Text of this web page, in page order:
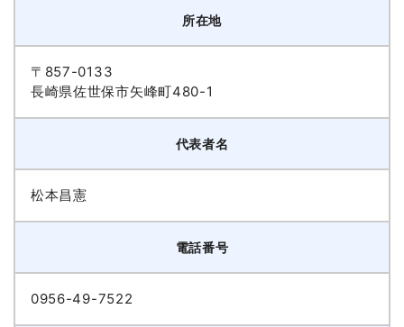
所在地
〒857-0133
長崎県佐世保市矢峰町480-1
代表者名
松本昌憲
電話番号
0956-49-7522